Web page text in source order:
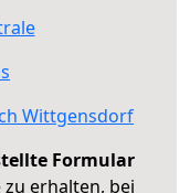
Wittgensdorf
Formular
erhalten, bei